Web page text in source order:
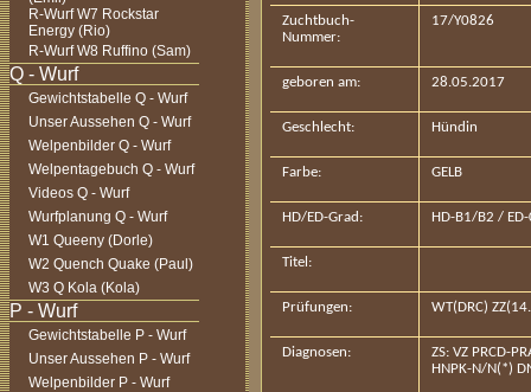
R-Wurf W7 Rockstar
Energy (Rio)
R-Wurf W8 Ruffino (Sam)
Gewichtstabelle Q - Wurf
Unser Aussehen Q - Wurf
Welpenbilder Q - Wurf
Welpentagebuch Q - Wurf
Videos Q - Wurf
Wurfplanung Q - Wurf
W1 Queeny (Dorle)
W2 Quench Quake (Paul)
W3 Q Kola (Kola)
Gewichtstabelle P - Wurf
Unser Aussehen P - Wurf
Welpenbilder P - Wurf
Zuchtbuch-
Nummer:
17/Y0826
geboren am: 28.05.2017
Geschlecht: Hündin
Farbe: GELB
HD/ED-Grad: HD-B1/B2 /
Titel:
Prüfungen: WT(DRC)
Diagnosen:
ZS: VZ PRCD-
HNPK-N/N(*)